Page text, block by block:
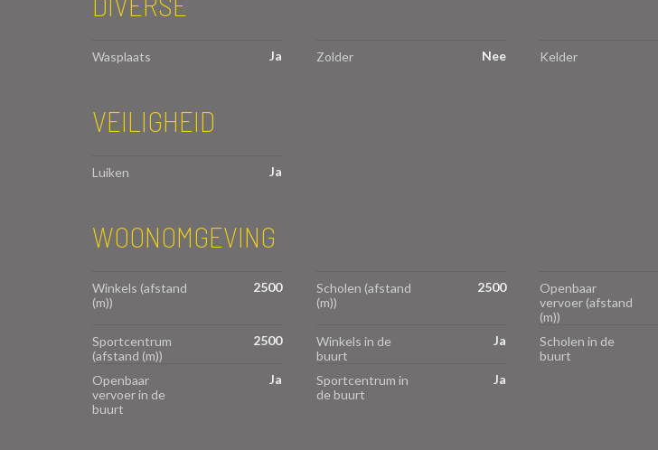
Wasplaats Ja Zolder Nee Kelder
VEILIGHEID
Luiken Ja
WOONOMGEVING
Winkels (afstand
(m))
2500
Scholen (afstand
(m))
2500
Openbaar
vervoer (afstand
(m))
Sportcentrum
(afstand (m))
2500
Winkels in de
buurt
Ja
Scholen in de
buurt
Openbaar
vervoer in de
buurt
Ja
Sportcentrum in
de buurt
Ja